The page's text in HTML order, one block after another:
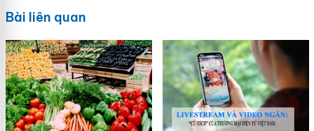
Bài liên quan